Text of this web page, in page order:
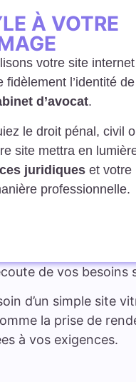
À VOTRE
votre site internet
fidèlement l’identité de
d’avocat.
le droit pénal, civil
site mettra en
juridiques et votre
professionnelle.
de vos
d’un simple site
la prise de
à vos exigences.